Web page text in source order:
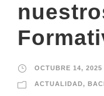
OCTUBRE 14, 2025
ACTUALIDAD,